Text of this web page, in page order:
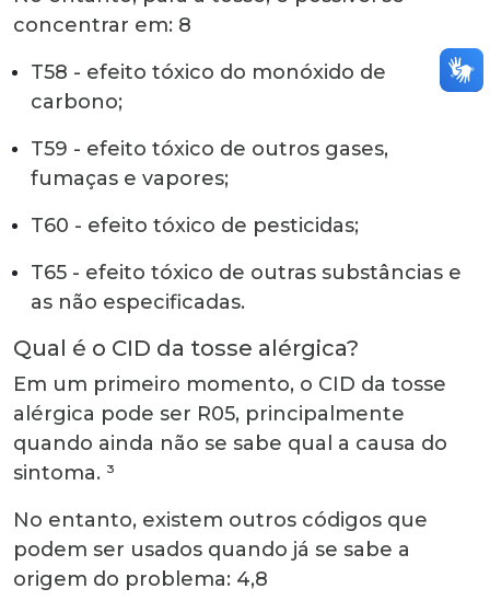
concentrar em: 8
T58 - efeito tóxico do monóxido de
carbono;
T59 - efeito tóxico de outros gases,
fumaças e vapores;
T60 - efeito tóxico de pesticidas;
T65 - efeito tóxico de outras substâncias e
as não especificadas.
Qual é o CID da tosse alérgica?
Em um primeiro momento, o CID da tosse
alérgica pode ser R05, principalmente
quando ainda não se sabe qual a causa do
sintoma. ³
No entanto, existem outros códigos que
podem ser usados quando já se sabe a
origem do problema: 4,8